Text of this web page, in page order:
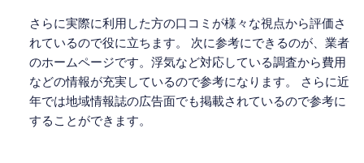
さらに実際に利用した方の口コミが様々な視点から評価さ
れているので役に立ちます。 次に参考にできるのが、業者
のホームページです。浮気など対応している調査から費用
などの情報が充実しているので参考になります。 さらに近
年では地域情報誌の広告面でも掲載されているので参考に
することができます。